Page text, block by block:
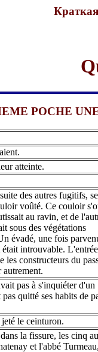
POCHE
atteinte.
des autres fugitifs,
voûté. Ce couloir
au ravin, et de
sous des végétations
évadé, une fois
introuvable.
les constructeurs du
pas à s'inquiéter d'un
quitté ses habits de
le ceinturon.
la fissure, les cinq
et l'abbé